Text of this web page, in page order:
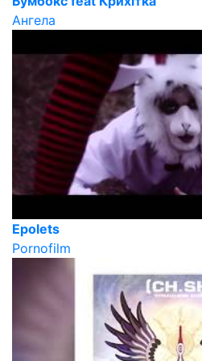
Ангела
Epolets
Pornofilm